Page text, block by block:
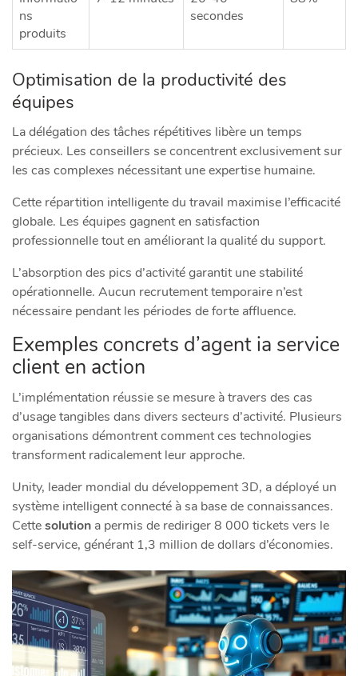
ns
produits
secondes
Optimisation de la productivité des
équipes
La délégation des tâches répétitives libère un temps
précieux. Les conseillers se concentrent exclusivement sur
les cas complexes nécessitant une expertise humaine.
Cette répartition intelligente du travail maximise l’efficacité
globale. Les équipes gagnent en satisfaction
professionnelle tout en améliorant la qualité du support.
L’absorption des pics d’activité garantit une stabilité
opérationnelle. Aucun recrutement temporaire n’est
nécessaire pendant les périodes de forte affluence.
Exemples concrets d’agent ia service
client en action
L’implémentation réussie se mesure à travers des cas
d’usage tangibles dans divers secteurs d’activité. Plusieurs
organisations démontrent comment ces technologies
transforment radicalement leur approche.
Unity, leader mondial du développement 3D, a déployé un
système intelligent connecté à sa base de connaissances.
Cettesolution a permis de rediriger 8 000 tickets vers le
self-service, générant 1,3 million de dollars d’économies.